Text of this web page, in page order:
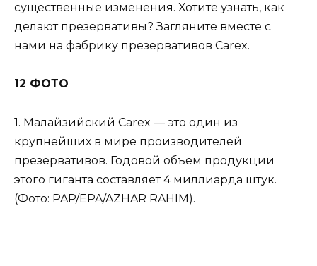
существенные изменения. Хотите узнать, как
делают презервативы? Загляните вместе с
нами на фабрику презервативов Carex.
12 ФОТО
1. Малайзийский Carex — это один из
крупнейших в мире производителей
презервативов. Годовой объем продукции
этого гиганта составляет 4 миллиарда штук.
(Фото: PAP/EPA/AZHAR RAHIM).